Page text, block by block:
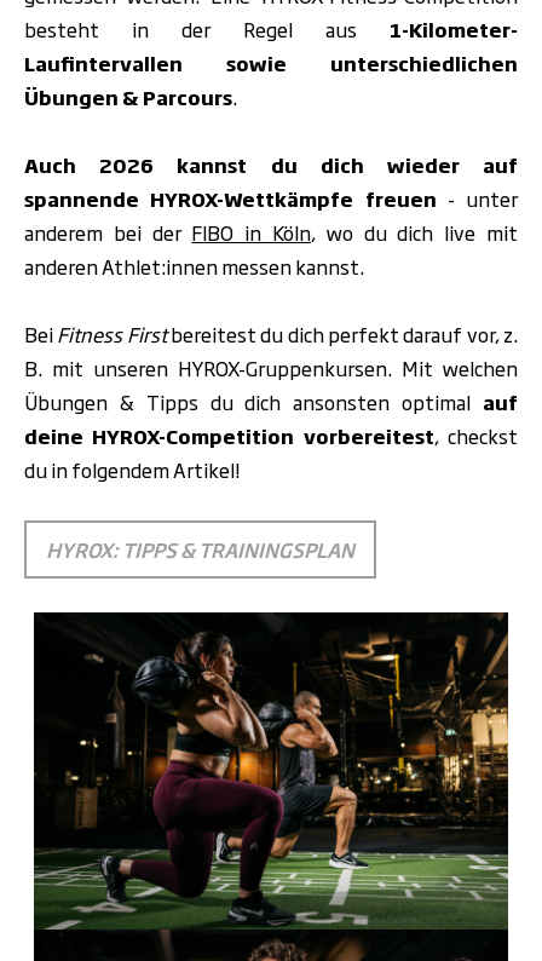
besteht in der Regel aus 1-Kilometer-
Laufintervallen
sowie unterschiedlichen
Übungen & Parcours.
Auch 2026 kannst du dich wieder auf
spannende HYROX-Wettkämpfe freuen - unter
anderem bei der FIBO in Köln, wo du dich live mit
anderen Athlet:innen messen kannst.
BeiFitness Firstbereitest du dich perfekt darauf vor, z.
B. mit unseren HYROX-Gruppenkursen. Mit welchen
Übungen & Tipps du dich ansonsten optimal auf
deine HYROX-Competition vorbereitest, checkst
du in folgendem Artikel!
HYROX: TIPPS & TRAININGSPLAN